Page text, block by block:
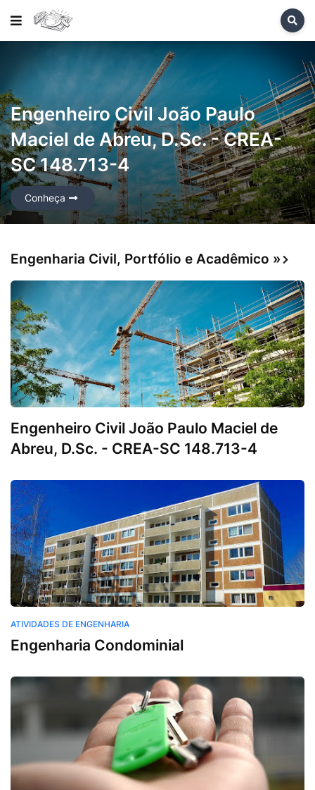
Engenheiro Civil João Paulo
Maciel de Abreu, D.Sc. - CREA-
SC 148.713-4
Conheça
Engenharia Civil, Portfólio e Acadêmico »
Engenheiro Civil João Paulo Maciel de
Abreu, D.Sc. - CREA-SC 148.713-4
ATIVIDADES DE ENGENHARIA
Engenharia Condominial